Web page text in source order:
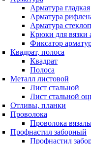
Арматура гладкая
Арматура
Арматура
Крюки для вязки
Фиксатор
Квадрат, полоса
Квадрат
Полоса
Металл листовой
Лист стальной
Лист стальной
Отливы, планки
Проволока
Проволока
Профнастил заборный
Профнастил